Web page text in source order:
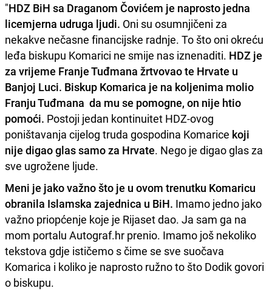
"HDZ BiH sa Draganom Čovićem je naprosto jedna
licemjerna udruga ljudi. Oni su osumnjičeni za
nekakve nečasne financijske radnje. To što oni okreću
leđa biskupu Komarici ne smije nas iznenaditi. HDZ je
za vrijeme Franje Tuđmana žrtvovao te Hrvate u
Banjoj Luci. Biskup Komarica je na koljenima molio
Franju Tuđmana da mu se pomogne, on nije htio
pomoći. Postoji jedan kontinuitet HDZ-ovog
poništavanja cijelog truda gospodina Komarice koji
nije digao glas samo za Hrvate. Nego je digao glas za
sve ugrožene ljude.
Meni je jako važno što je u ovom trenutku Komaricu
obranila Islamska zajednica u BiH. Imamo jedno jako
važno priopćenje koje je Rijaset dao. Ja sam ga na
mom portalu Autograf.hr prenio. Imamo još nekoliko
tekstova gdje ističemo s čime se sve suočava
Komarica i koliko je naprosto ružno to što Dodik govori
o biskupu.